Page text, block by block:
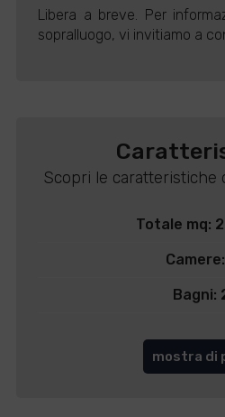
Libera a breve. Per
sopralluogo, vi invitiamo a
Scopri le caratteristiche
Totale mq:
Bagni:
mostra di